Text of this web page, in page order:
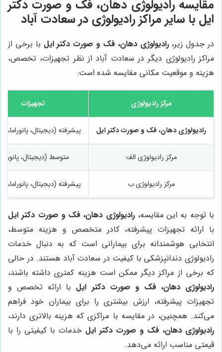
مقایسه رادیولوژی دهان، فک و صورت دکتر
ایل با سایر مراکز رادیولوژی در سعادت آباد
در جدول زیر،رادیولوژی دهان، فک و صورت دکتر ایل با برخی از
مراکز رادیولوژی دیگر در سعادت آباد از نظر تجهیزات، تخصص،
هزینه و موقعیت مکانی مقایسه شده است:
مرکز رادیولوژی تجهیزات
رادیولوژی دهان، فک و صورت دکتر ایل پیشرفته (دیجیتال، پانوراما، CBCT)
مرکز رادیولوژی الف متوسط (دیجیتال،
مرکز رادیولوژی ب پیشرفته (دیجیتال، پانوراما، CBCT)
با توجه به این مقایسه،رادیولوژی دهان، فک و صورت دکتر ایل
با ارائه تجهیزات پیشرفته، کادر متخصص و هزینه متوسط،
انتخابی هوشمندانه برای بیمارانی است که به دنبال خدمات
رادیولوژی دندانپزشکی با کیفیت در سعادت آباد هستند. در حالی
که برخی از مراکز دیگر ممکن است هزینه کمتری داشته باشند،
رادیولوژی دهان، فک و صورت دکتر ایل با ارائه تخصص و
تجهیزات پیشرفته، ارزش بیشتری را برای بیماران خود فراهم
می‌کند. همچنین، در مقایسه با مراکزی که هزینه بالاتری دارند،
رادیولوژی دهان، فک و صورت دکتر ایل خدمات با کیفیتی را با
قیمتی مناسب ارائه می‌دهد.